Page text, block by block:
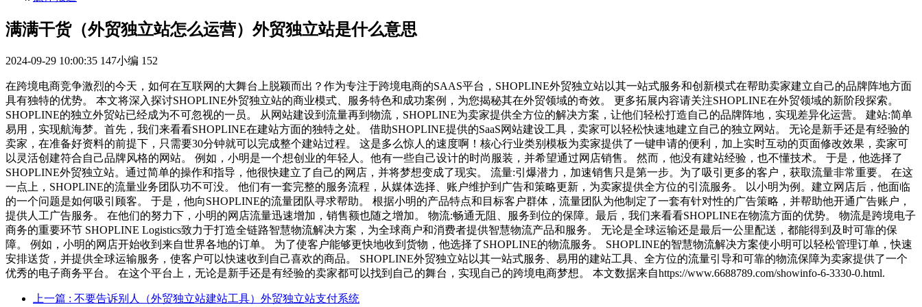
满满干货（外贸独立站怎么运营）外贸独立站是什么意思
2024-09-29 10:00:35 147小编 152
在跨境电商竞争激烈的今天，如何在互联网的大舞台上脱颖而出？作为专注于跨境电商的SAAS平台，SHOPLINE外贸独立站以其一站式服务和创新模式在帮助卖家建立自己的品牌阵地方面
具有独特的优势。 本文将深入探讨SHOPLINE外贸独立站的商业模式、服务特色和成功案例，为您揭秘其在外贸领域的奇效。 更多拓展内容请关注SHOPLINE在外贸领域的新阶段探索。
SHOPLINE的独立外贸站已经成为不可忽视的一员。 从网站建设到流量再到物流，SHOPLINE为卖家提供全方位的解决方案，让他们轻松打造自己的品牌阵地，实现差异化运营。 建站:简单
易用，实现航海梦。首先，我们来看看SHOPLINE在建站方面的独特之处。 借助SHOPLINE提供的SaaS网站建设工具，卖家可以轻松快速地建立自己的独立网站。 无论是新手还是有经验的
卖家，在准备好资料的前提下，只需要30分钟就可以完成整个建站过程。 这是多么惊人的速度啊！核心行业类别模板为卖家提供了一键申请的便利，加上实时互动的页面修改效果，卖家可
以灵活创建符合自己品牌风格的网站。 例如，小明是一个想创业的年轻人。他有一些自己设计的时尚服装，并希望通过网店销售。 然而，他没有建站经验，也不懂技术。 于是，他选择了
SHOPLINE外贸独立站。通过简单的操作和指导，他很快建立了自己的网店，并将梦想变成了现实。 流量:引爆潜力，加速销售只是第一步。为了吸引更多的客户，获取流量非常重要。 在这
一点上，SHOPLINE的流量业务团队功不可没。 他们有一套完整的服务流程，从媒体选择、账户维护到广告和策略更新，为卖家提供全方位的引流服务。 以小明为例。建立网店后，他面临
的一个问题是如何吸引顾客。 于是，他向SHOPLINE的流量团队寻求帮助。 根据小明的产品特点和目标客户群体，流量团队为他制定了一套有针对性的广告策略，并帮助他开通广告账户，
提供人工广告服务。 在他们的努力下，小明的网店流量迅速增加，销售额也随之增加。 物流:畅通无阻、服务到位的保障。最后，我们来看看SHOPLINE在物流方面的优势。 物流是跨境电子
商务的重要环节 SHOPLINE Logistics致力于打造全链路智慧物流解决方案，为全球商户和消费者提供智慧物流产品和服务。 无论是全球运输还是最后一公里配送，都能得到及时可靠的保
障。 例如，小明的网店开始收到来自世界各地的订单。 为了使客户能够更快地收到货物，他选择了SHOPLINE的物流服务。 SHOPLINE的智慧物流解决方案使小明可以轻松管理订单，快速
安排送货，并提供全球运输服务，使客户可以快速收到自己喜欢的商品。 SHOPLINE外贸独立站以其一站式服务、易用的建站工具、全方位的流量引导和可靠的物流保障为卖家提供了一个
优秀的电子商务平台。 在这个平台上，无论是新手还是有经验的卖家都可以找到自己的舞台，实现自己的跨境电商梦想。 本文数据来自https://www.6688789.com/showinfo-6-3330-0.html.
上一篇 : 不要告诉别人（外贸独立站建站工具）外贸独立站支付系统